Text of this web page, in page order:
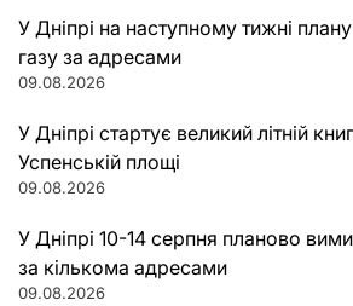
У Дніпрі на наступному тижні
газу за адресами
09.08.2026
У Дніпрі стартує великий літній
Успенській площі
09.08.2026
У Дніпрі 10-14 серпня планово
за кількома адресами
09.08.2026